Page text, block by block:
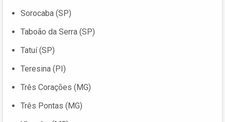
Sorocaba (SP)
Taboão da Serra (SP)
Tatuí (SP)
Teresina (PI)
Três Corações (MG)
Três Pontas (MG)